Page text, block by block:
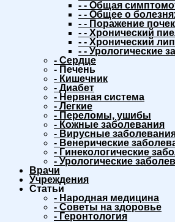
- - Общая
- - Общее о
- - Поражение
- - Хронический
- - Хронический
- - Урологические
- Сердце
- Печень
- Кишечник
- Диабет
- Нервная система
- Легкие
- Переломы, ушибы
- Кожные заболевания
- Вирусные
- Венерические
- Гинекологические
- Урологические
Врачи
Учреждения
Статьи
- Народная медицина
- Советы на здоровье
- Геронтология